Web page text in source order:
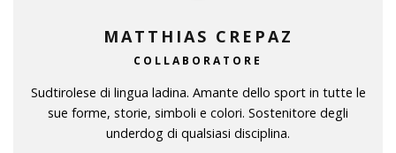
MATTHIAS CREPAZ
COLLABORATORE
Sudtirolese di lingua ladina. Amante dello sport in tutte le
sue forme, storie, simboli e colori. Sostenitore degli
underdog di qualsiasi disciplina.